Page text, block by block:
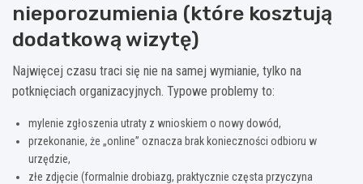
nieporozumienia (które kosztują
dodatkową wizytę)
Najwięcej czasu traci się nie na samej wymianie, tylko na
potknięciach organizacyjnych. Typowe problemy to:
mylenie zgłoszenia utraty z wnioskiem o nowy dowód,
przekonanie, że „online” oznacza brak konieczności odbioru w
urzędzie,
złe zdjęcie (formalnie drobiazg, praktycznie częsta przyczyna